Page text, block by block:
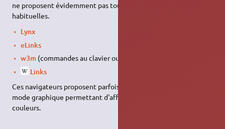
ne proposent évidemment pas toutes les fonctionnalités
habituelles.
Lynx
eLinks
w3m (commandes au clavier ou à la souris)
Links
Ces navigateurs proposent parfois, via un
mode graphique permettant d'afficher certaines images et
couleurs.